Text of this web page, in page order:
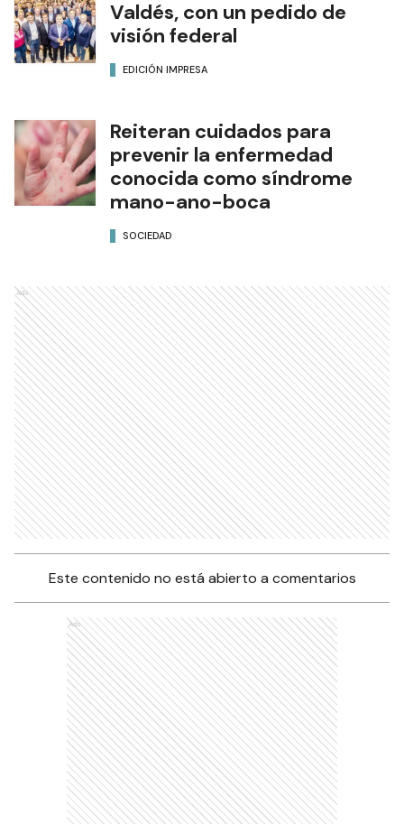
Valdés, con un pedido de
visión federal
EDICIÓN IMPRESA
Reiteran cuidados para
prevenir la enfermedad
conocida como síndrome
mano-ano-boca
SOCIEDAD
Ads
Este contenido no está abierto a comentarios
Ads